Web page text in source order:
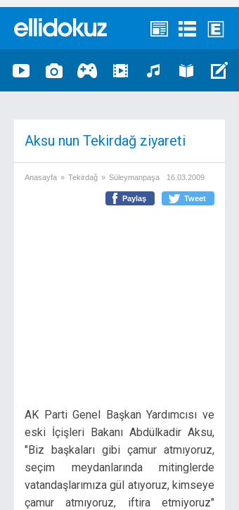
Aksu nun Tekirdağ ziyareti
Anasayfa » Tekirdağ » Süleymanpaşa 16.03.2009
Paylaş Tweet
AK Parti Genel Başkan Yardımcısı ve
eski İçişleri Bakanı Abdülkadir Aksu,
"Biz başkaları gibi çamur atmıyoruz,
seçim meydanlarında mitinglerde
vatandaşlarımıza gül atıyoruz, kimseye
çamur atmıyoruz, iftira etmiyoruz"